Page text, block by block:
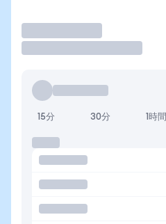
15分 30分 1時間